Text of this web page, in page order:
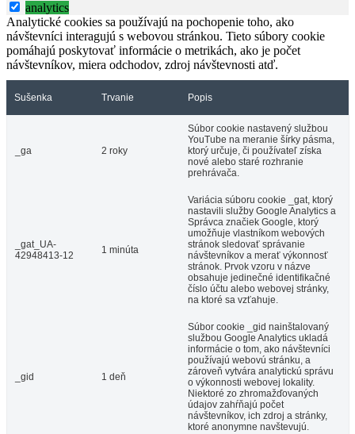
analytics
Analytické cookies sa používajú na pochopenie toho, ako
návštevníci interagujú s webovou stránkou. Tieto súbory cookie
pomáhajú poskytovať informácie o metrikách, ako je počet
návštevníkov, miera odchodov, zdroj návštevnosti atď.
Sušenka Trvanie Popis
_ga 2 roky
Súbor cookie nastavený službou
YouTube na meranie šírky pásma,
ktorý určuje, či používateľ získa
nové alebo staré rozhranie
prehrávača.
_gat_UA-
42948413-12
1 minúta
Variácia súboru cookie _gat, ktorý
nastavili služby Google Analytics a
Správca značiek Google, ktorý
umožňuje vlastníkom webových
stránok sledovať správanie
návštevníkov a merať výkonnosť
stránok. Prvok vzoru v názve
obsahuje jedinečné identifikačné
číslo účtu alebo webovej stránky,
na ktoré sa vzťahuje.
_gid 1 deň
Súbor cookie _gid nainštalovaný
službou Google Analytics ukladá
informácie o tom, ako návštevníci
používajú webovú stránku, a
zároveň vytvára analytickú správu
o výkonnosti webovej lokality.
Niektoré zo zhromažďovaných
údajov zahŕňajú počet
návštevníkov, ich zdroj a stránky,
ktoré anonymne navštevujú.